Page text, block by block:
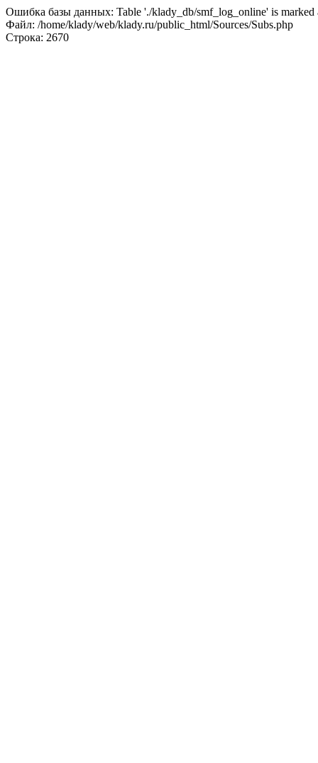
Ошибка базы данных: Table './klady_db/smf_log_online' is marked
Файл: /home/klady/web/klady.ru/public_html/Sources/Subs.php
Строка: 2670